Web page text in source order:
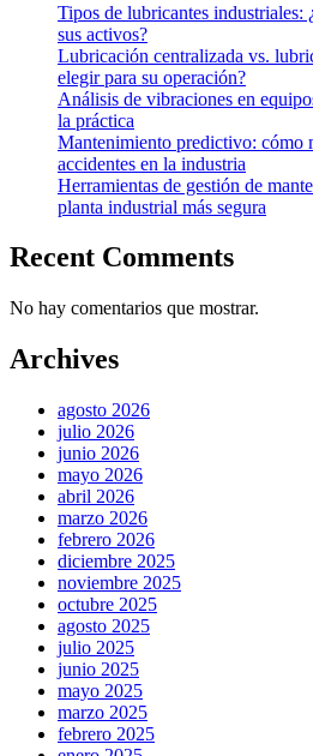
Tipos de lubricantes industriales:
sus activos?
Lubricación centralizada vs.
elegir para su operación?
Análisis de vibraciones en
la práctica
Mantenimiento predictivo: cómo
accidentes en la industria
Herramientas de gestión de
planta industrial más segura
Recent Comments
No hay comentarios que mostrar.
Archives
agosto 2026
julio 2026
junio 2026
mayo 2026
abril 2026
marzo 2026
febrero 2026
diciembre 2025
noviembre 2025
octubre 2025
agosto 2025
julio 2025
junio 2025
mayo 2025
marzo 2025
febrero 2025